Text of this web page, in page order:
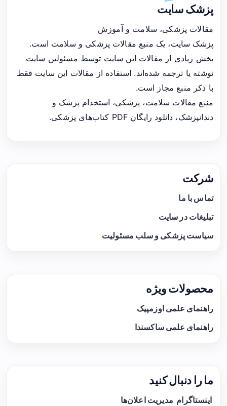
پزشک سایت
مقالات پزشکی، سلامت و آموزش
پزشک سایت، یک منبع مقالات پزشکی و سلامت است.
بخش زیادی از مقالات این سایت توسط مسئولین سایت
نوشته یا ترجمه شده‌اند. استفاده از مقالات این سایت فقط
با ذکر منبع مجاز است.
منبع مقالات سلامت، پزشکی، استخدام پزشک و
دندانپزشک، دانلود رایگان PDF کتاب‌های پزشکی.
شرکت
تماس با ما
تبلیغات در سایت
سیاست پزشکی و سلب مسئولیت
محصولات ویژه
راهنمای علمی اوزمپیک
راهنمای علمی ساکسندا
ما را دنبال کنید
اینستاگرام مدیریت اعلان‌ها